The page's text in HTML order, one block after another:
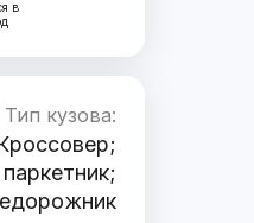
в
Тип кузова:
паркетник;